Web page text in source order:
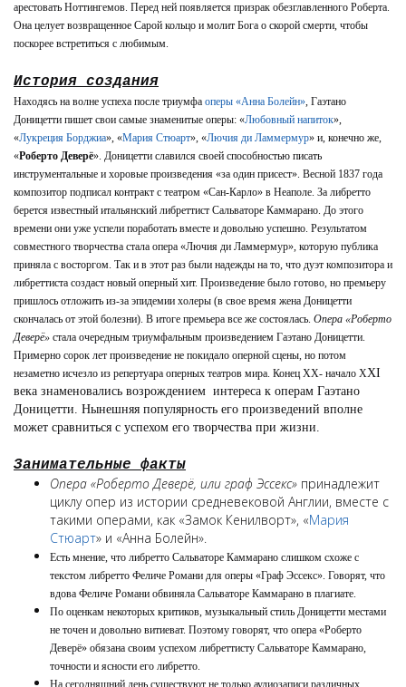
арестовать Ноттингемов. Перед ней появляется призрак обезглавленного Роберта.
Она целует возвращенное Сарой кольцо и молит Бога о скорой смерти, чтобы
поскорее встретиться с любимым.
История создания
Находясь на волне успеха после триумфа оперы «Анна Болейн», Гаэтано
Доницетти пишет свои самые знаменитые оперы: «Любовный напиток»,
«Лукреция Борджиа», «Мария Стюарт», «Лючия ди Ламмермур» и, конечно же,
«Роберто Деверё». Доницетти славился своей способностью писать
инструментальные и хоровые произведения «за один присест». Весной 1837 года
композитор подписал контракт с театром «Сан-Карло» в Неаполе. За либретто
берется известный итальянский либреттист Сальваторе Каммарано. До этого
времени они уже успели поработать вместе и довольно успешно. Результатом
совместного творчества стала опера «Лючия ди Ламмермур», которую публика
приняла с восторгом. Так и в этот раз были надежды на то, что дуэт композитора и
либреттиста создаст новый оперный хит. Произведение было готово, но премьеру
пришлось отложить из-за эпидемии холеры (в свое время жена Доницетти
скончалась от этой болезни). В итоге премьера все же состоялась. Опера «Роберто
Деверё» стала очередным триумфальным произведением Гаэтано Доницетти.
Примерно сорок лет произведение не покидало оперной сцены, но потом
незаметно исчезло из репертуара оперных театров мира. Конец ХХ- начало ХХI
века знаменовались возрождением интереса к операм Гаэтано
Доницетти. Нынешняя популярность его произведений вполне
может сравниться с успехом его творчества при жизни.
Занимательные факты
Опера «Роберто Деверё, или граф Эссекс» принадлежит
циклу опер из истории средневековой Англии, вместе с
такими операми, как «Замок Кенилворт», «Мария
Стюарт» и «Анна Болейн».
Есть мнение, что либретто Сальваторе Каммарано слишком схоже с
текстом либретто Феличе Романи для оперы «Граф Эссекс». Говорят, что
вдова Феличе Романи обвиняла Сальваторе Каммарано в плагиате.
По оценкам некоторых критиков, музыкальный стиль Доницетти местами
не точен и довольно витиеват. Поэтому говорят, что опера «Роберто
Деверё» обязана своим успехом либреттисту Сальваторе Каммарано,
точности и ясности его либретто.
На сегодняшний день существуют не только аудиозаписи различных